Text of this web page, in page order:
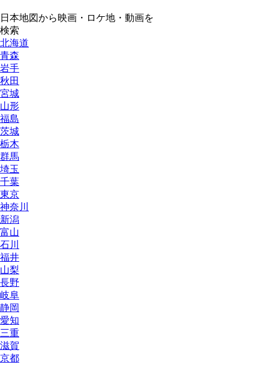
日本地図から映画・ロケ地・動画を
検索
北海道
青森
岩手
秋田
宮城
山形
福島
茨城
栃木
群馬
埼玉
千葉
東京
神奈川
新潟
富山
石川
福井
山梨
長野
岐阜
静岡
愛知
三重
滋賀
京都